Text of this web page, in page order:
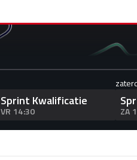
Sprint Kwalificatie
VR 14:30 ZA